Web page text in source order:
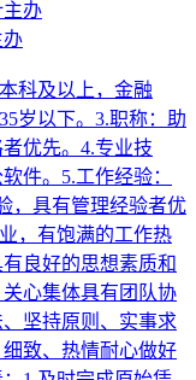
办
科及以上，金融
岁以下。3.职称：助
优先。4.专业技
件。5.工作经验：
，具有管理经验者优
，有饱满的工作热
良好的思想素质和
心集体具有团队协
坚持原则、实事求
致、热情耐心做好